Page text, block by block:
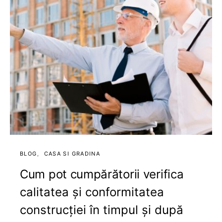
BLOG CASA SI GRADINA
Cum pot cumpărătorii verifica
calitatea și conformitatea
construcției în timpul și după